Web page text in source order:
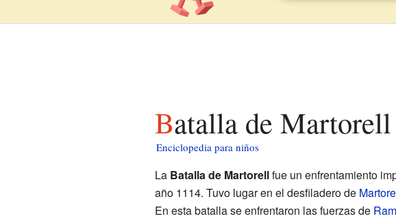
Batalla de
Enciclopedia para niños
La Batalla de Martorellfue un enfrentamiento
año 1114. Tuvo lugar en el desfiladero de
En esta batalla se enfrentaron las fuerzas de